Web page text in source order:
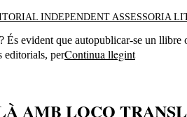
INDEPENDENT ASSESSORIA
evident que autopublicar-se un
editorials, perContinua llegint
AMB LOCO